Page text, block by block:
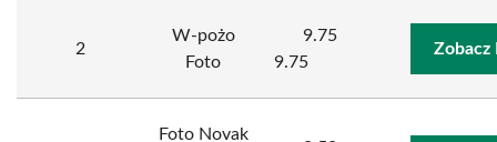
2
W-pożo
Foto
9.75
9.75
Zobacz
Foto Novak